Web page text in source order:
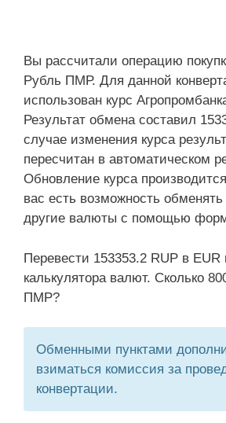
Вы рассчитали операцию
Рубль ПМР. Для данной
использован курс
Результат обмена составил
случае изменения курса
пересчитан в автоматическом
Обновление курса
вас есть возможность
другие валюты с помощью
Перевести 153353.2 RUP в
калькулятора валют. Сколько
ПМР?
Обменными пунктами
взиматься комиссия за
конвертации.